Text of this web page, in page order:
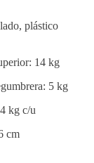
plástico
14 kg
5 kg
kg c/u
cm